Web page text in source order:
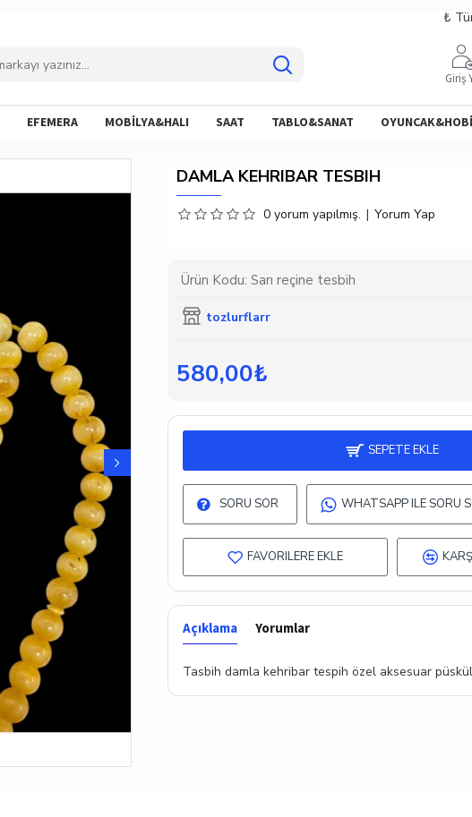
₺
Giriş
EFEMERA MOBİLYA&HALI SAAT TABLO&SANAT OYUNCAK&HOBİ
DAMLA KEHRIBAR TESBIH
0 yorum yapılmış. | Yorum Yap
580,00₺
Ürün Kodu: Sarı reçine tesbih
tozlurflarr
SEPETE EKLE
SORU SOR WHATSAPP ILE SORU
FAVORILERE EKLE
Açıklama Yorumlar
Tasbih damla kehribar tespih özel aksesuar